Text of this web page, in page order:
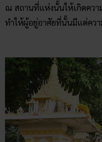
ณ สถานที่แห่งนั้นให้เกิดควา
ทำให้ผู้อยู่อาศัยที่นั้นมีแต่คว